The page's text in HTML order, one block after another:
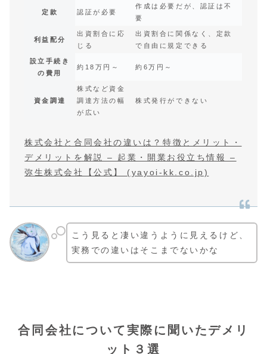
定款 認証が必要
作成は必要だが、認証は不
要
利益配分
出資割合に応
じる
出資割合に関係なく、定款
で自由に規定できる
設立手続き
の費用
約18万円～ 約6万円～
資金調達
株式など資金
調達方法の幅
が広い
株式発行ができない
株式会社と合同会社の違いは？特徴とメリット・
デメリットを解説 – 起業・開業お役立ち情報 –
弥生株式会社【公式】 (yayoi-kk.co.jp)
こう見ると凄い違うように見えるけど、
実務での違いはそこまでないかな
合同会社について実際に聞いたデメリ
ット３選